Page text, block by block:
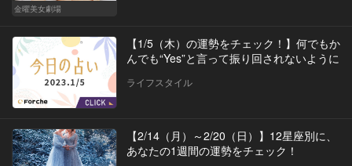
金曜美女劇場
【1/5（木）の運勢をチェック！】何でもか
んでも“Yes”と言って振り回されないように
ライフスタイル
【2/14（月）～2/20（日）】12星座別に、
あなたの1週間の運勢をチェック！